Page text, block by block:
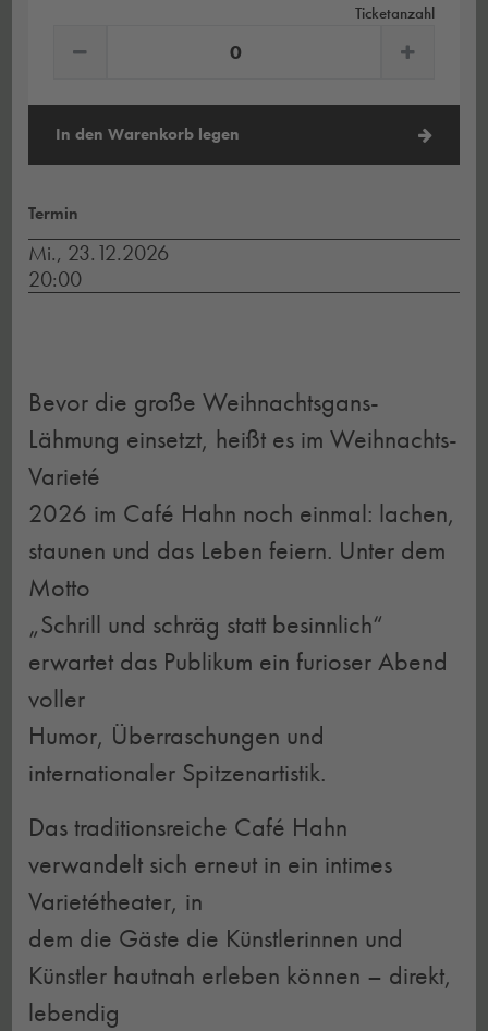
Ticketanzahl
In den Warenkorb legen
Termin
Mi., 23.12.2026
20:00
Bevor die große Weihnachtsgans-
Lähmung einsetzt, heißt es im Weihnachts-
Varieté
2026 im Café Hahn noch einmal: lachen,
staunen und das Leben feiern. Unter dem
Motto
„Schrill und schräg statt besinnlich“
erwartet das Publikum ein furioser Abend
voller
Humor, Überraschungen und
internationaler Spitzenartistik.
Das traditionsreiche Café Hahn
verwandelt sich erneut in ein intimes
Varietétheater, in
dem die Gäste die Künstlerinnen und
Künstler hautnah erleben können – direkt,
lebendig